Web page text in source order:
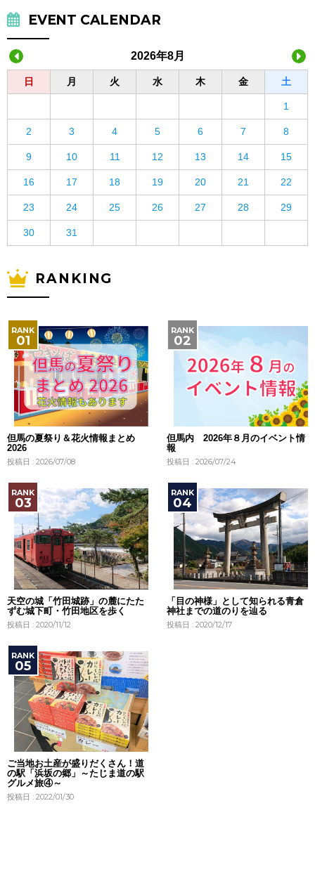
EVENT CALENDAR
2026年8月
日 月 火 水 木 金 土
1
2 3 4 5 6 7 8
9 10 11 12 13 14 15
16 17 18 19 20 21 22
23 24 25 26 27 28 29
30 31
RANKING
但馬の夏祭り＆花火情報まとめ
2026
投稿日 : 2026/07/08
但馬内 2026年８月のイベント情
報
投稿日 : 2026/07/24
天空の城「竹田城跡」の麓にたた
ずむ城下町・竹田地区を歩く
投稿日 : 2020/11/12
「目の神様」として知られる青倉
神社までの道のりを辿る
投稿日 : 2020/12/17
ご当地お土産が盛りだくさん！道
の駅「浜坂の郷」～たじま道の駅
グルメ旅④～
投稿日 : 2022/01/30